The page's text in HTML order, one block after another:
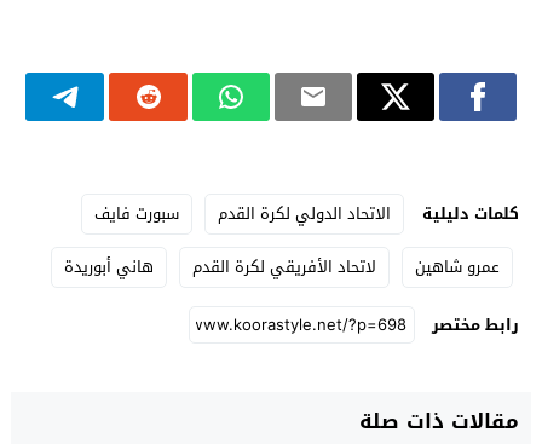
كلمات دليلية الاتحاد الدولي لكرة القدم
سبورت فايف
عمرو شاهين
لاتحاد الأفريقي لكرة القدم
هاني أبوريدة
رابط مختصر
مقالات ذات صلة